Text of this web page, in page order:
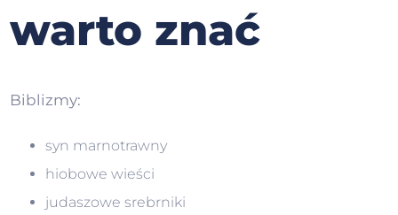
warto znać
Biblizmy:
syn marnotrawny
hiobowe wieści
judaszowe srebrniki